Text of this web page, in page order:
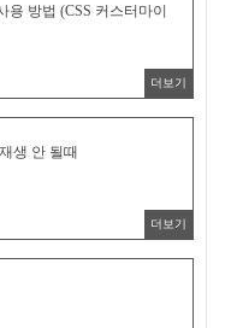
용 방법 (CSS 커스터마이
더보기
생 안 될때
더보기